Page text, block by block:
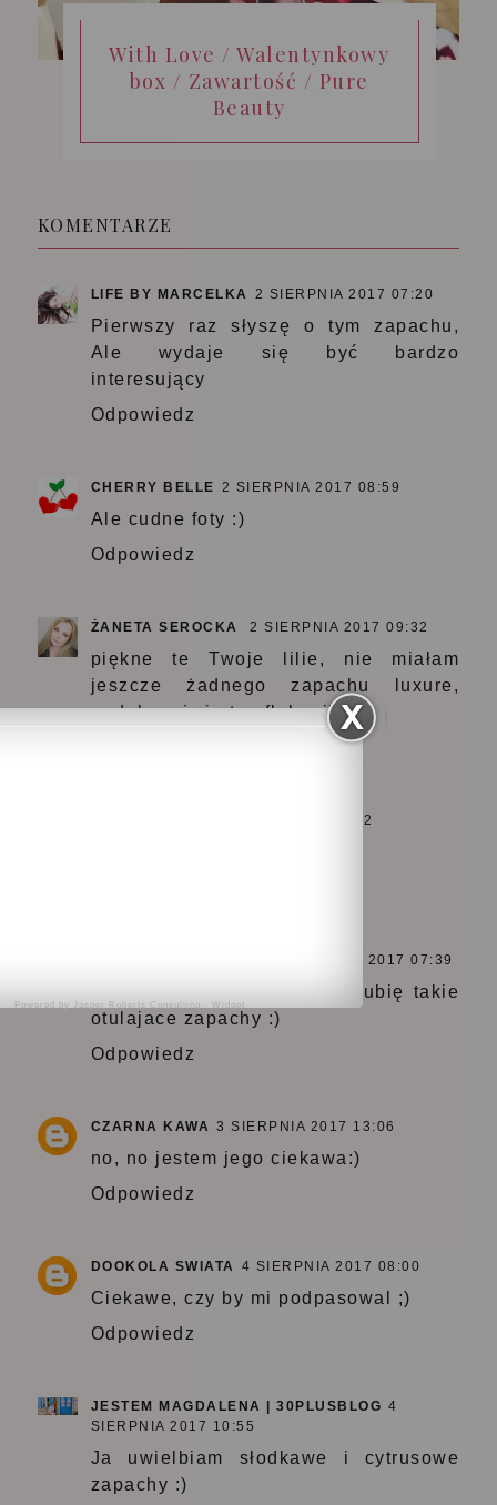
With Love / Walentynkowy
box / Zawartość / Pure
Beauty
KOMENTARZE
LIFE BY MARCELKA 2 SIERPNIA 2017 07:20
Pierwszy raz słyszę o tym zapachu,
Ale wydaje się być bardzo
interesujący
Odpowiedz
CHERRY BELLE 2 SIERPNIA 2017 08:59
Ale cudne foty :)
Odpowiedz
ŻANETA SEROCKA 2 SIERPNIA 2017 09:32
piękne te Twoje lilie, nie miałam
jeszcze żadnego zapachu luxure,
podoba mi się ten flakonik
2 SIERPNIA 2017 10:02
3 SIERPNIA 2017 07:39
Nie znam tych perfum, ale lubię takie
otulajace zapachy :)
Odpowiedz
CZARNA KAWA 3 SIERPNIA 2017 13:06
no, no jestem jego ciekawa:)
Odpowiedz
DOOKOLA SWIATA 4 SIERPNIA 2017 08:00
Ciekawe, czy by mi podpasowal ;)
Odpowiedz
JESTEM MAGDALENA | 30PLUSBLOG 4
SIERPNIA 2017 10:55
Ja uwielbiam słodkawe i cytrusowe
zapachy :)
Powered byJasper Roberts Consulting -Widget